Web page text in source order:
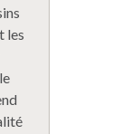
les